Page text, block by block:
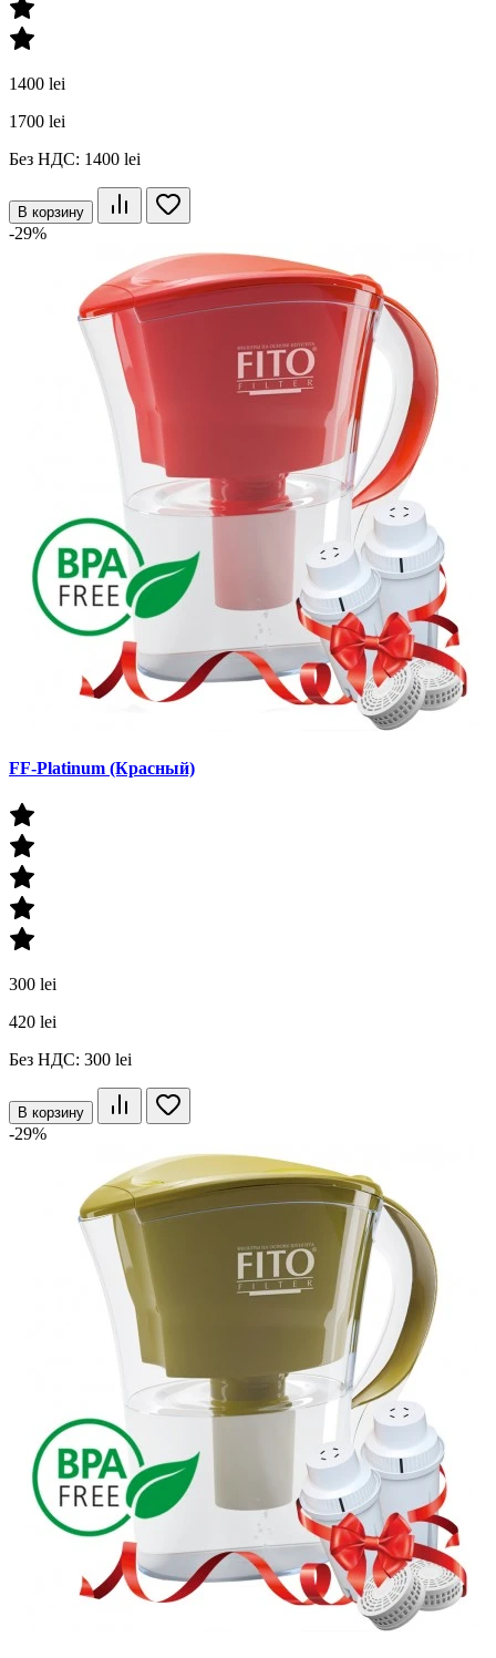
1400 lei
1700 lei
Без НДС: 1400 lei
В корзину
-29%
FF-Platinum (Красный)
300 lei
420 lei
Без НДС: 300 lei
В корзину
-29%